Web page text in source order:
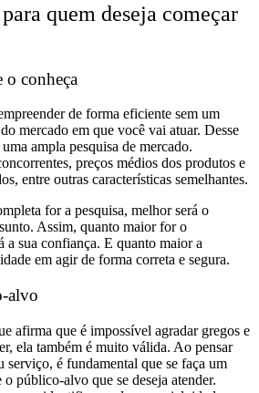
quem deseja começar
o conheça
de forma eficiente sem um
mercado em que você vai atuar. Desse
ampla pesquisa de mercado.
preços médios dos produtos e
entre outras características semelhantes.
for a pesquisa, melhor será o
Assim, quanto maior for o
a sua confiança. E quanto maior a
em agir de forma correta e segura.
alvo
afirma que é impossível agradar gregos e
ela também é muito válida. Ao pensar
serviço, é fundamental que se faça um
público-alvo que se deseja atender.